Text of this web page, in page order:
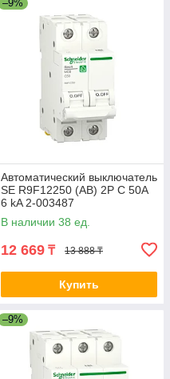
–9%
Автоматический выключатель
SE R9F12250 (АВ) 2P С 50А
6 kA 2-003487
В наличии 38 ед.
12 669 ₸ 13 888 ₸
Купить
–9%